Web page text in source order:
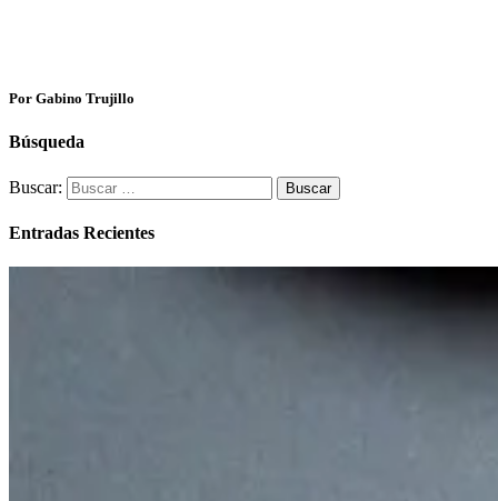
Por Gabino Trujillo
Búsqueda
Buscar:
Entradas Recientes